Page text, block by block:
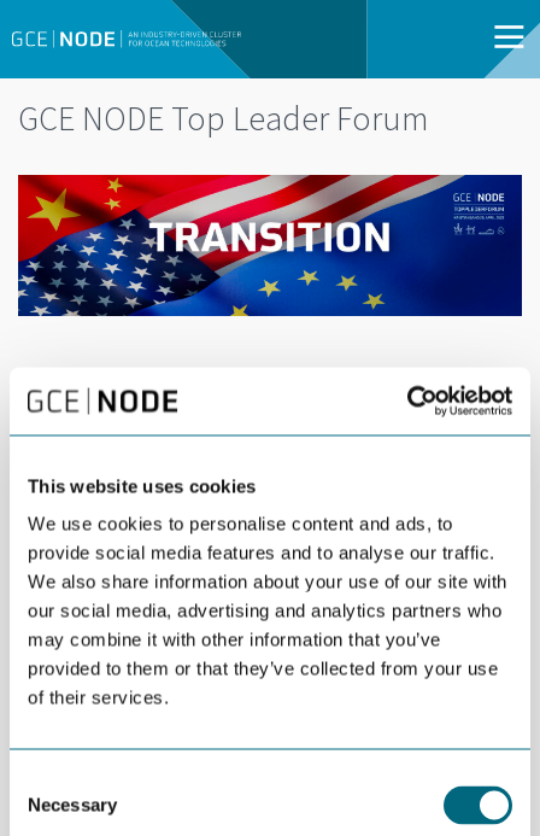
This website uses cookies
We use cookies to personalise content and ads, to
provide social media features and to analyse our traffic.
We also share information about your use of our site with
our social media, advertising and analytics partners who
may combine it with other information that you’ve
provided to them or that they’ve collected from your use
of their services.
Selection
Necessary
GCE NODE Top Leader Forum
29
APR
29 APRIL | 17:00 -
21:00 |
OPEN FOR ALL
DEL
A personal invitation is extended to all CEOs and
General Managers of GCE NODE companies to
join the Top Leader Forum which addresses
relevant questions and issues for the supplier
industry in the Agder region.
Drill baby drill, sier USA.
Mens Kina sikrer seg alle mineralene som blir viktige fremover.